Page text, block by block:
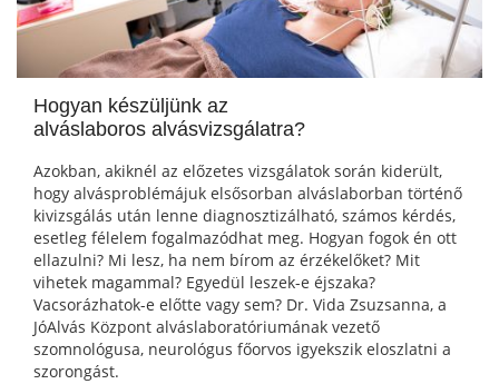
Hogyan készüljünk az
alváslaboros alvásvizsgálatra?
Azokban, akiknél az előzetes vizsgálatok során kiderült,
hogy alvásproblémájuk elsősorban alváslaborban történő
kivizsgálás után lenne diagnosztizálható, számos kérdés,
esetleg félelem fogalmazódhat meg. Hogyan fogok én ott
ellazulni? Mi lesz, ha nem bírom az érzékelőket? Mit
vihetek magammal? Egyedül leszek-e éjszaka?
Vacsorázhatok-e előtte vagy sem? Dr. Vida Zsuzsanna, a
JóAlvás Központ alváslaboratóriumának vezető
szomnológusa, neurológus főorvos igyekszik eloszlatni a
szorongást.